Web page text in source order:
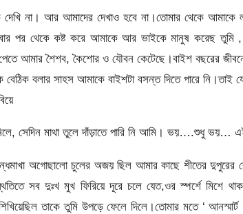
না। আর আমাদের দেখাও হবে না।তোমার থেকে আমাকে
পর থেকে কষ্ট করে আমাকে আর ভাইকে মানুষ করেছ তুমি
আমার শৈশব, কৈশোর ও যৌবন কেটেছে।বাইশ বছরের জীবনে
বেঠিক বলার সাহস আমাকে বাইশটা বসন্ত দিতে পারে নি।তাই
নিলে, সেদিন মাথা তুলে দাঁড়াতে পারি নি আমি। ভয়….শুধু
অগোছালো চুলের অজয় ছিল আমার কাছে শীতের
সব দুঃখ মুখ ফিরিয়ে দূরে চলে যেত,ওর স্পর্শে মিশে
তাকে তুমি উপড়ে ফেলে দিলে।তোমার মতে ‘